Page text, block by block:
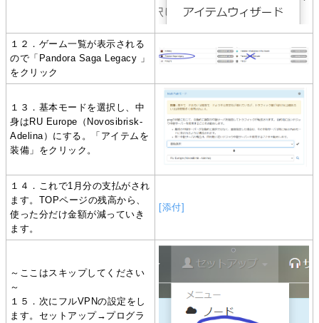
１２．ゲーム一覧が表示される
ので「Pandora Saga Legacy 」
をクリック
１３．基本モードを選択し、中
身はRU Europe（Novosibrisk-
Adelina）にする。「アイテムを
装備」をクリック。
１４．これで1月分の支払がされ
ます。TOPページの残高から、
使った分だけ金額が減っていき
ます。
[添付]
～ここはスキップしてください
～
１５．次にフルVPNの設定をし
ます。セットアップ→プログラ